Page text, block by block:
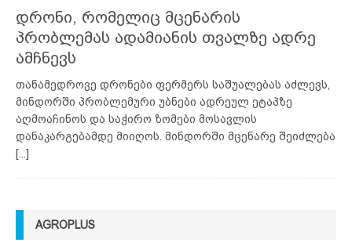
დრონი, რომელიც მცენარის
პრობლემას ადამიანის თვალზე ადრე
ამჩნევს
თანამედროვე დრონები ფერმერს საშუალებას აძლევს,
მინდორში პრობლემური უბნები ადრეულ ეტაპზე
აღმოაჩინოს და საჭირო ზომები მოსავლის
დანაკარგებამდე მიიღოს. მინდორში მცენარე შეიძლება
[...]
AGROPLUS